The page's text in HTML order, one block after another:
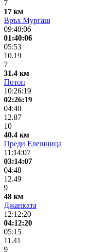
7
17 км
Връх Мургаш
09:40:06
01:40:06
05:53
10.19
7
31.4 км
Потоп
10:26:19
02:26:19
04:40
12.87
10
40.4 км
Преди Елешница
11:14:07
03:14:07
04:48
12.49
9
48 км
Джанката
12:12:20
04:12:20
05:15
11.41
9